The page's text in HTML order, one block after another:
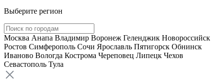
Выберите регион
Москва Анапа Владимир Воронеж Геленджик Новороссийск
Ростов Симферополь Сочи Ярославль Пятигорск Обнинск
Иваново Вологда Кострома Череповец Липецк Чехов
Севастополь Тула